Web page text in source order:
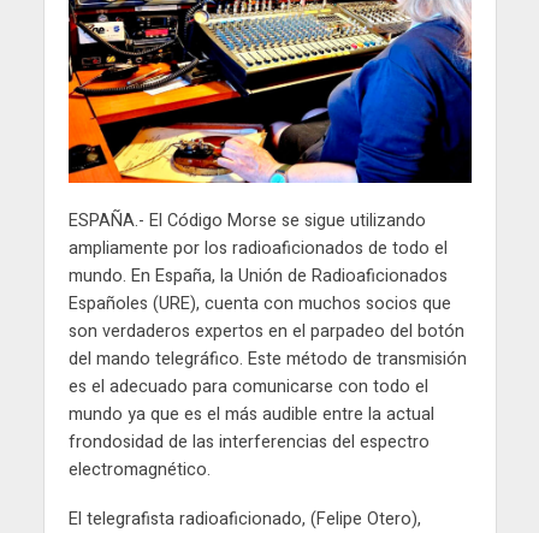
ESPAÑA.- El Código Morse se sigue utilizando
ampliamente por los radioaficionados de todo el
mundo. En España, la Unión de Radioaficionados
Españoles (URE), cuenta con muchos socios que
son verdaderos expertos en el parpadeo del botón
del mando telegráfico. Este método de transmisión
es el adecuado para comunicarse con todo el
mundo ya que es el más audible entre la actual
frondosidad de las interferencias del espectro
electromagnético.
El telegrafista radioaficionado, (Felipe Otero),